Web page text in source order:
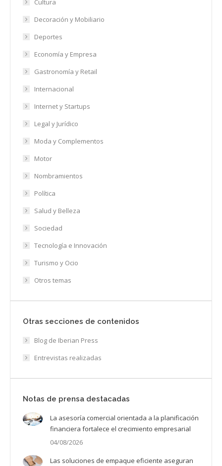
Cultura
Decoración y Mobiliario
Deportes
Economía y Empresa
Gastronomía y Retail
Internacional
Internet y Startups
Legal y Jurídico
Moda y Complementos
Motor
Nombramientos
Política
Salud y Belleza
Sociedad
Tecnología e Innovación
Turismo y Ocio
Otros temas
Otras secciones de contenidos
Blog de Iberian Press
Entrevistas realizadas
Notas de prensa destacadas
La asesoría comercial orientada a la planificación
financiera fortalece el crecimiento empresarial
04/08/2026
Las soluciones de empaque eficiente aseguran